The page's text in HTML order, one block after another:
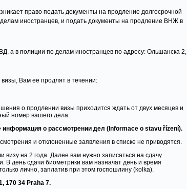
право подать документы на продление долгосрочной
иностранцев, и подать документы на продление ВНЖ в
а в полиции по делам иностранцев по адресу: Ольшанска 2,
Вам ее продлят в течении:
о продлении визы приходится ждать от двух месяцев и
номер вашего дела.
информация о рассмотрении дел (Informace o stavu řízení).
и отклоненные заявления в списке не приводятся.
на 2 года. Далее вам нужно записаться на сдачу
день сдачи биометрики вам назначат день и время
лично, заплатив при этом госпошлину (kolka).
170 34 Praha 7.